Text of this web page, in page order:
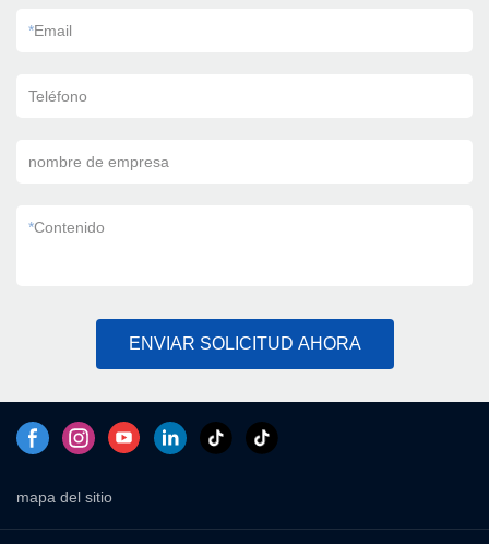
*Email
Teléfono
nombre de empresa
*Contenido
ENVIAR SOLICITUD AHORA
mapa del sitio